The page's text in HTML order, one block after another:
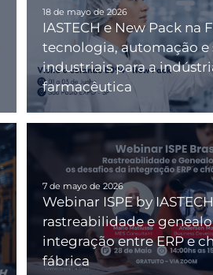
18 de mayo de 2026
IASTECH e New Pack na
tecnologia, automação e
industriais para a
farmacêutica
7 de mayo de 2026
Webinar ISPE by
rastreabilidade e
integração entre ERP e
fábrica